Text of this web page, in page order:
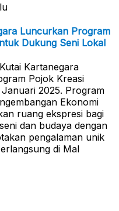
Luncurkan Program
Dukung Seni Lokal
Kartanegara
Pojok Kreasi
2025. Program
Ekonomi
ruang ekspresi bagi
dan budaya dengan
pengalaman unik
di Mal